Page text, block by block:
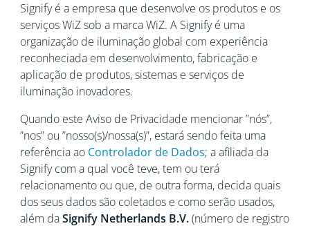
Signify é a empresa que desenvolve os produtos e os
serviços WiZ sob a marca WiZ. A Signify é uma
organização de iluminação global com experiência
reconheciada em desenvolvimento, fabricação e
aplicação de produtos, sistemas e serviços de
iluminação inovadores.
Quando este Aviso de Privacidade mencionar ”nós”,
”nos” ou ”nosso(s)/nossa(s)”, estará sendo feita uma
referência ao Controlador de Dados; a afiliada da
Signify com a qual você teve, tem ou terá
relacionamento ou que, de outra forma, decida quais
dos seus dados são coletados e como serão usados,
além daSignify Netherlands B.V.(número de registro